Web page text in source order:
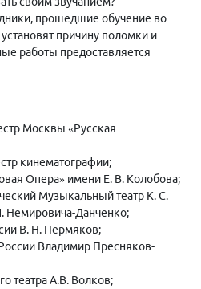
прошедшие обучение во
причину поломки и
работы предоставляется
Москвы «Русская
кинематографии;
Опера» имени Е. В. Колобова;
Музыкальный театр К. С.
Немировича-Данченко;
В. Н. Пермяков;
Владимир Пресняков-
театра А.В. Волков;